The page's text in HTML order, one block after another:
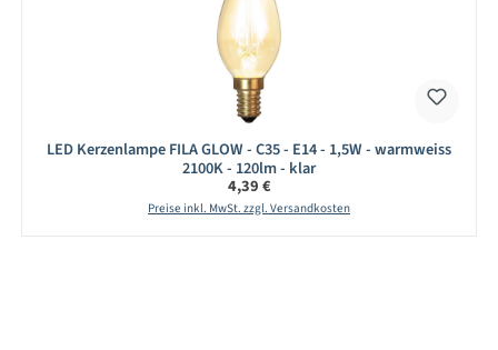
LED Kerzenlampe FILA GLOW - C35 - E14 - 1,5W - warmweiss
2100K - 120lm - klar
Regulärer Preis:
4,39 €
Preise inkl. MwSt. zzgl. Versandkosten